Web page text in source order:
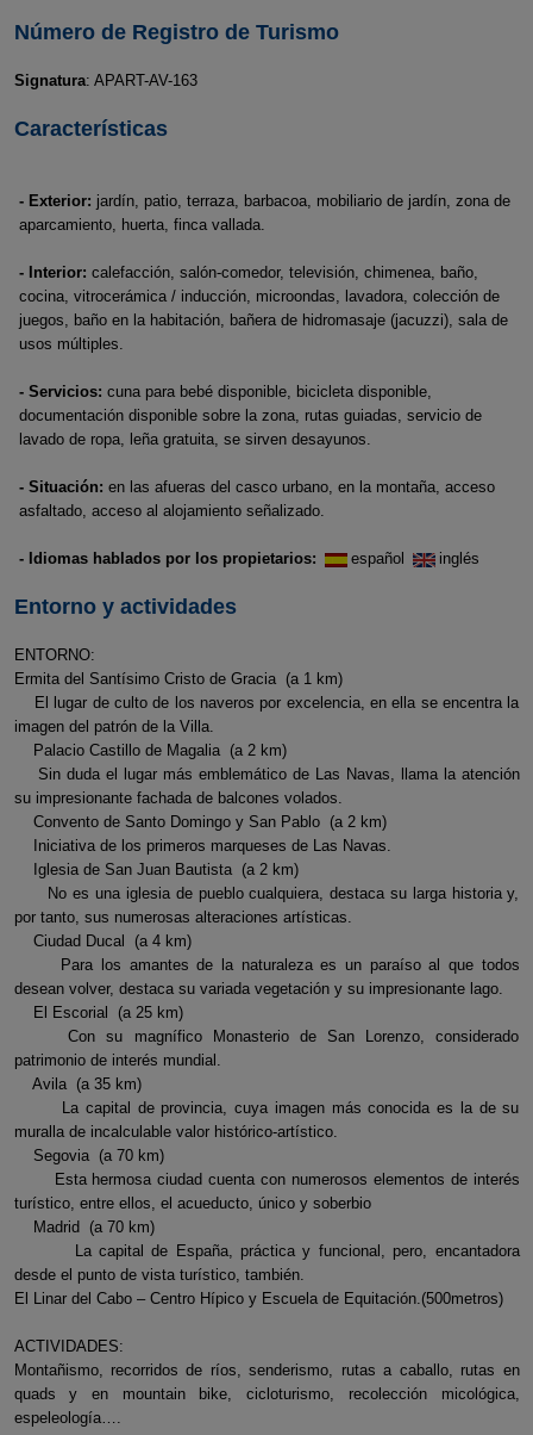
Número de Registro de Turismo
Signatura: APART-AV-163
Características
- Exterior: jardín, patio, terraza, barbacoa, mobiliario de jardín, zona de
aparcamiento, huerta, finca vallada.
- Interior: calefacción, salón-comedor, televisión, chimenea, baño,
cocina, vitrocerámica / inducción, microondas, lavadora, colección de
juegos, baño en la habitación, bañera de hidromasaje (jacuzzi), sala de
usos múltiples.
- Servicios: cuna para bebé disponible, bicicleta disponible,
documentación disponible sobre la zona, rutas guiadas, servicio de
lavado de ropa, leña gratuita, se sirven desayunos.
- Situación: en las afueras del casco urbano, en la montaña, acceso
asfaltado, acceso al alojamiento señalizado.
- Idiomas hablados por los propietarios: español inglés
Entorno y actividades
ENTORNO:
Ermita del Santísimo Cristo de Gracia (a 1 km)
El lugar de culto de los naveros por excelencia, en ella se encentra la
imagen del patrón de la Villa.
Palacio Castillo de Magalia (a 2 km)
Sin duda el lugar más emblemático de Las Navas, llama la atención
su impresionante fachada de balcones volados.
Convento de Santo Domingo y San Pablo (a 2 km)
Iniciativa de los primeros marqueses de Las Navas.
Iglesia de San Juan Bautista (a 2 km)
No es una iglesia de pueblo cualquiera, destaca su larga historia y,
por tanto, sus numerosas alteraciones artísticas.
Ciudad Ducal (a 4 km)
Para los amantes de la naturaleza es un paraíso al que todos
desean volver, destaca su variada vegetación y su impresionante lago.
El Escorial (a 25 km)
Con su magnífico Monasterio de San Lorenzo, considerado
patrimonio de interés mundial.
Avila (a 35 km)
La capital de provincia, cuya imagen más conocida es la de su
muralla de incalculable valor histórico-artístico.
Segovia (a 70 km)
Esta hermosa ciudad cuenta con numerosos elementos de interés
turístico, entre ellos, el acueducto, único y soberbio
Madrid (a 70 km)
La capital de España, práctica y funcional, pero, encantadora
desde el punto de vista turístico, también.
El Linar del Cabo – Centro Hípico y Escuela de Equitación.(500metros)
ACTIVIDADES:
Montañismo, recorridos de ríos, senderismo, rutas a caballo, rutas en
quads y en mountain bike, cicloturismo, recolección micológica,
espeleología….